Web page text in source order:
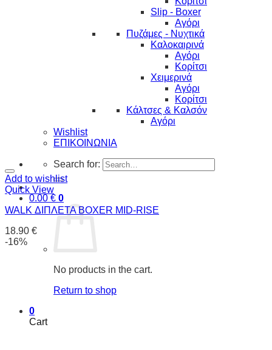
Slip - Boxer
Αγόρι
Πυζάμες - Νυχτικά
Καλοκαιρινά
Αγόρι
Κορίτσι
Χειμερινά
Αγόρι
Κορίτσι
Κάλτσες & Καλσόν
Αγόρι
Wishlist
ΕΠΙΚΟΙΝΩΝΙΑ
Search for:
0.00 € 0
No products in the cart.
Return to shop
0
Cart
Add to wishlist
Quick View
WALK ΔΙΠΛΕΤΑ BOXER MID-RISE
18.90 €
-16%